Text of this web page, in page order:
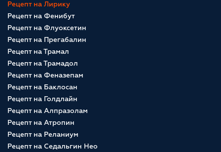
Рецепт на Лирику
Рецепт на Фенибут
Рецепт на Флуоксетин
Рецепт на Прегабалин
Рецепт на Трамал
Рецепт на Трамадол
Рецепт на Феназепам
Рецепт на Баклосан
Рецепт на Голдлайн
Рецепт на Алпразолам
Рецепт на Атропин
Рецепт на Реланиум
Рецепт на Седальгин Нео